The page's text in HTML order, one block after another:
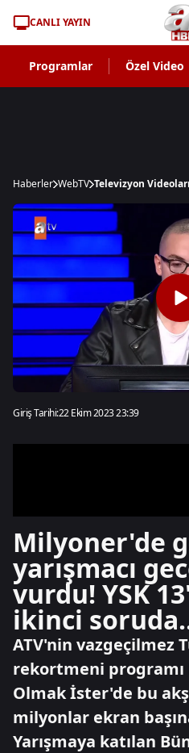
CANLI YAYIN
Programlar Özel Video
Haberler WebTV Televizyon Videoları
Giriş Tarihi:22 Ekim 2023 23:39
Milyoner'de
yarışmacı
vurdu! YSK
ikinci
ATV'nin vazgeçilmez
rekortmeni
Olmak İster'de bu
milyonlar ekran
Yarışmaya katılan